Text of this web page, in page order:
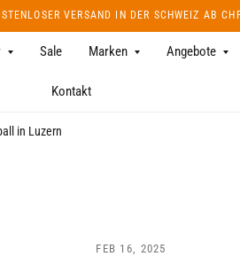
VERSAND IN DER SCHWEIZ AB
Sale Marken Angebote
Kontakt
in Luzern
FEB 16, 2025